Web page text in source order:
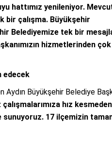
hattımız yenileniyor.
bir çalışma. Büyükşehir
Belediyemize tek bir
hizmetlerinden çok
edecek
Aydın Büyükşehir Belediye
hız
sunuyoruz. 17 ilçemizin